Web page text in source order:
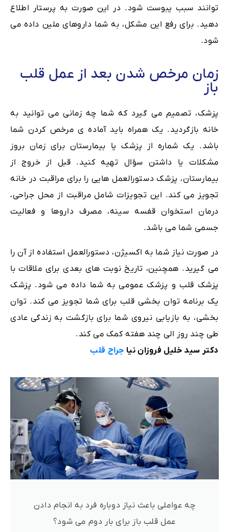
توانند سبب یبوست شود. در این صورت به پرستار اطلاع
دهید. برای رفع این مشکل، به شما داروهای ملین داده می
شود.
زمان مرخص شدن بعد از عمل قلب
باز
پزشک، تصمیم می گیرد که شما چه زمانی می توانید به
خانه بازگردید. یک همراه باید آماده ی مرخص کردن شما
باشد. یک شماره از پزشک یا بیمارستان برای زمان بروز
مشکلات یا داشتن سؤال تهیه کنید. قبل از خروج از
بیمارستان، پزشک دستورالعمل هایی را برای مراقبت در خانه
تجویز می کند. این تجویزات شامل مراقبت از محل جراحی،
درمان استخوان قفسه سینه، مصرف داروها و فعالیت
جسمی شما می باشد.
در صورت نیاز شما به اکسیژن، دستورالعمل استفاده از آن را
می گیرید. همچنین، تاریخ نوبت های بعدی برای ملاقات با
پزشک قلب و پزشک عمومی به شما داده می شود. پزشک
یک برنامه توان بخشی قلب برای شما تجویز می کند. توان
بخشی، به بازیابی نیروی شما برای بازگشت به زندگی عادی
طی چند روز الی چند هفته کمک می کند.
دکتر سید خلیل فروزان نیا جراح قلب
چه عواملی باعث نیاز دوباره فرد به انجام دادن
عمل قلب باز برای بار دوم می شود؟